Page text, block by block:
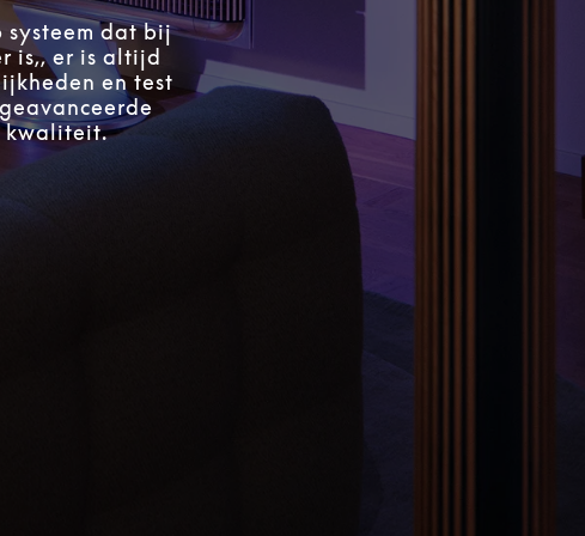
systeem dat bij
is,, er is altijd
en test
kwaliteit.